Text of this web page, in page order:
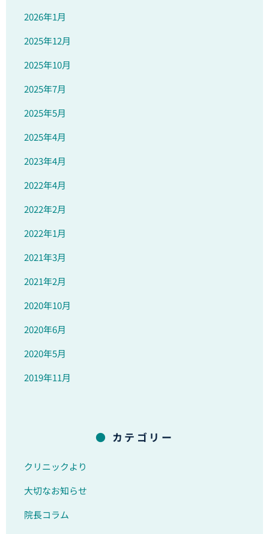
2026年1月
2025年12月
2025年10月
2025年7月
2025年5月
2025年4月
2023年4月
2022年4月
2022年2月
2022年1月
2021年3月
2021年2月
2020年10月
2020年6月
2020年5月
2019年11月
カテゴリー
クリニックより
大切なお知らせ
院長コラム